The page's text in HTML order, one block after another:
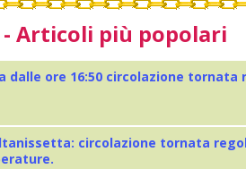
Articoli più popolari
dalle ore 16:50 circolazione
circolazione tornata